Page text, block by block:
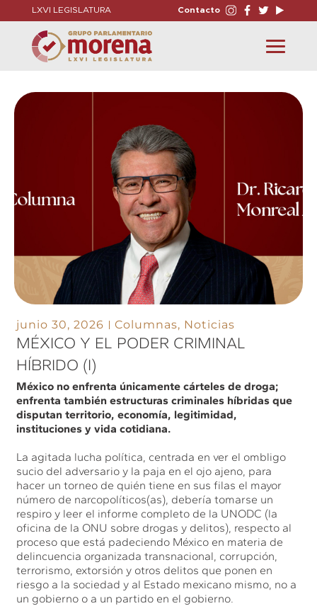
LXVI LEGISLATURA Contacto
Toggle
navigation
junio 30, 2026 Columnas, Noticias
MÉXICO Y EL PODER CRIMINAL
HÍBRIDO (I)
México no enfrenta únicamente cárteles de droga;
enfrenta también estructuras criminales híbridas que
disputan territorio, economía, legitimidad,
instituciones y vida cotidiana.
La agitada lucha política, centrada en ver el ombligo
sucio del adversario y la paja en el ojo ajeno, para
hacer un torneo de quién tiene en sus filas el mayor
número de narcopolíticos(as), debería tomarse un
respiro y leer el informe completo de la UNODC (la
oficina de la ONU sobre drogas y delitos), respecto al
proceso que está padeciendo México en materia de
delincuencia organizada transnacional, corrupción,
terrorismo, extorsión y otros delitos que ponen en
riesgo a la sociedad y al Estado mexicano mismo, no a
un gobierno o a un partido en el gobierno.